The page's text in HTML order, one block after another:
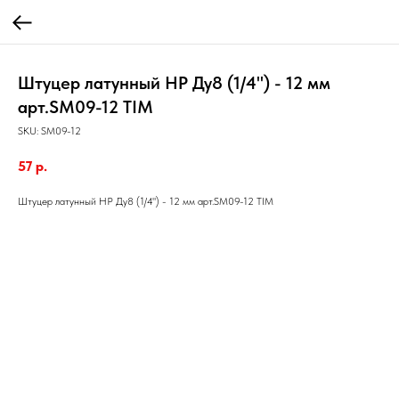
Штуцер латунный НР Ду8 (1/4") - 12 мм
арт.SM09-12 TIM
SKU: SM09-12
57 р.
Штуцер латунный НР Ду8 (1/4") - 12 мм арт.SM09-12 TIM